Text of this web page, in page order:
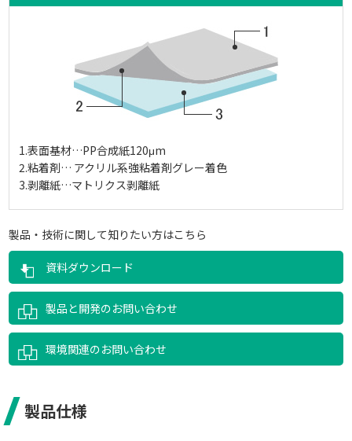
1.表面基材…PP合成紙120μm
2.粘着剤… アクリル系強粘着剤グレー着色
3.剥離紙…マトリクス剥離紙
製品・技術に関して知りたい方はこちら
資料ダウンロード
製品と開発のお問い合わせ
環境関連のお問い合わせ
製品仕様